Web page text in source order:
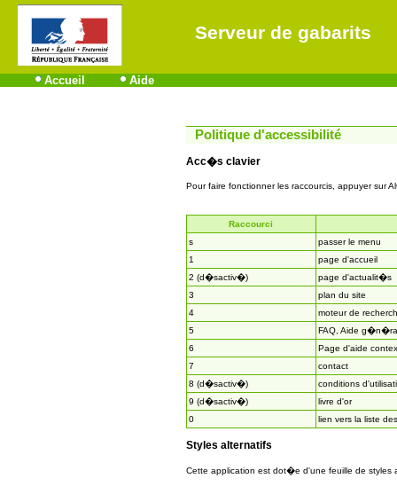
Serveur de gabarits
Accueil Aide
Politique d'accessibilité
Acc�s clavier
Pour faire fonctionner les raccourcis, appuyer sur
Raccourci
s
passer le menu
1
page d'accueil
2 (d�sactiv�)
page d'actualit�s
3
plan du site
4
moteur de
5
FAQ, Aide
6
Page d'aide
7
contact
8 (d�sactiv�)
conditions
9 (d�sactiv�)
livre d'or
0
lien vers la liste
Styles alternatifs
Cette application est dot�e d'une feuille de styles